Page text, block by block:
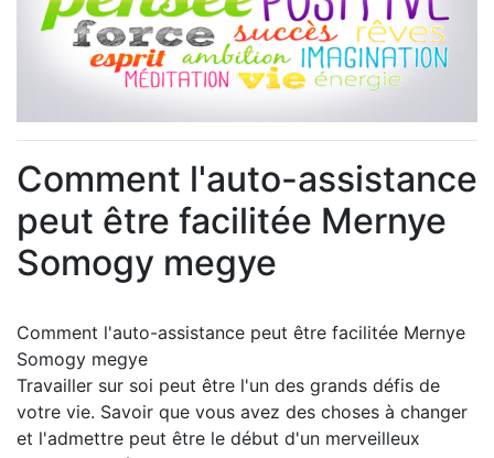
Comment l'auto-assistance
peut être facilitée Mernye
Somogy megye
Comment l'auto-assistance peut être facilitée Mernye
Somogy megye
Travailler sur soi peut être l'un des grands défis de
votre vie. Savoir que vous avez des choses à changer
et l'admettre peut être le début d'un merveilleux